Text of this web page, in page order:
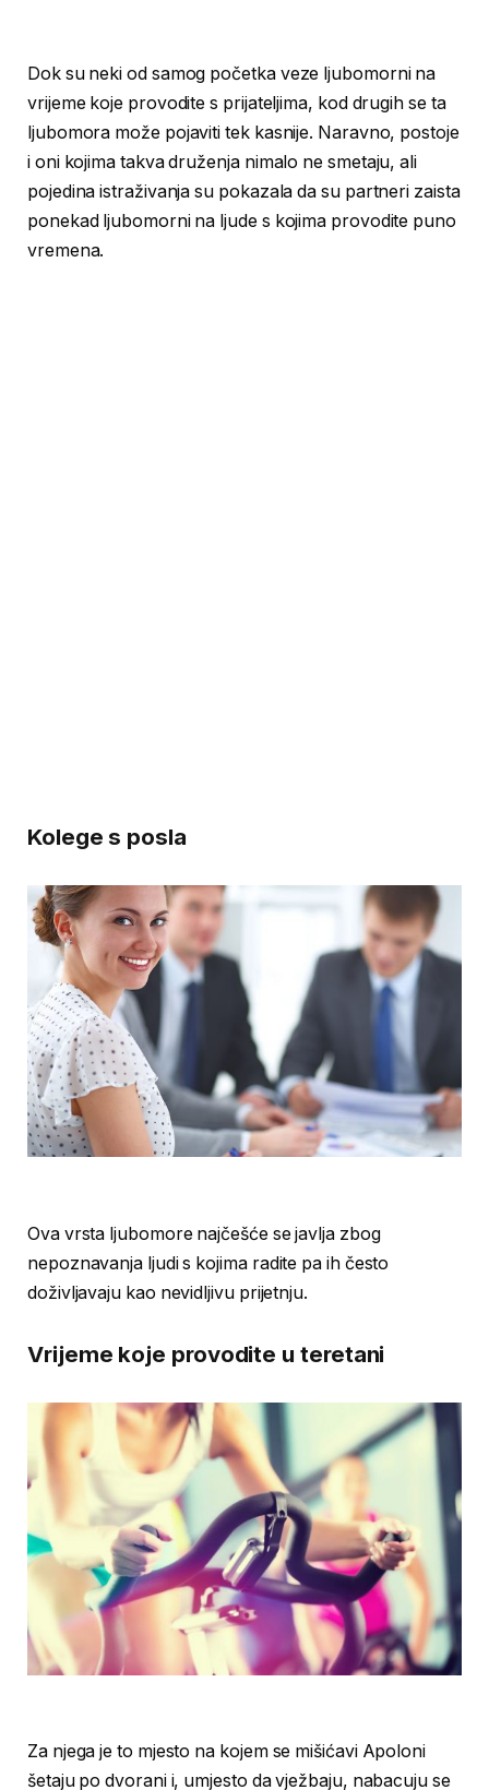
Dok su neki od samog početka veze ljubomorni na
vrijeme koje provodite s prijateljima, kod drugih se ta
ljubomora može pojaviti tek kasnije. Naravno, postoje
i oni kojima takva druženja nimalo ne smetaju, ali
pojedina istraživanja su pokazala da su partneri zaista
ponekad ljubomorni na ljude s kojima provodite puno
vremena.
Kolege s posla
Ova vrsta ljubomore najčešće se javlja zbog
nepoznavanja ljudi s kojima radite pa ih često
doživljavaju kao nevidljivu prijetnju.
Vrijeme koje provodite u teretani
Za njega je to mjesto na kojem se mišićavi Apoloni
šetaju po dvorani i, umjesto da vježbaju, nabacuju se